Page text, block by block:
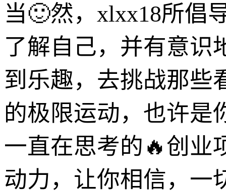
当🙂然，xlxx18所倡
了解自己，并有意识
到乐趣，去挑战那些
的极限运动，也许是
一直在思考的🔥创业
动力，让你相信，一